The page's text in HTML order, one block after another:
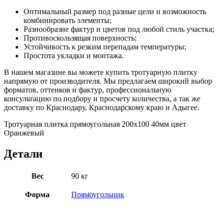
Оптимальный размер под разные цели и возможность
комбинировать элементы;
Разнообразие фактур и цветов под любой стиль участка;
Противоскользящая поверхность;
Устойчивость к резким перепадам температуры;
Простота укладки и монтажа.
В нашем магазине вы можете купить тротуарную плитку
напрямую от производителя. Мы предлагаем широкий выбор
форматов, оттенков и фактур, профессиональную
консультацию по подбору и просчету количества, а так же
доставку по Краснодару, Краснодарскому краю и Адыгее.
Тротуарная плитка прямоугольная 200х100 40мм цвет
Оранжевый
Детали
Вес 90 кг
Форма Прямоугольник